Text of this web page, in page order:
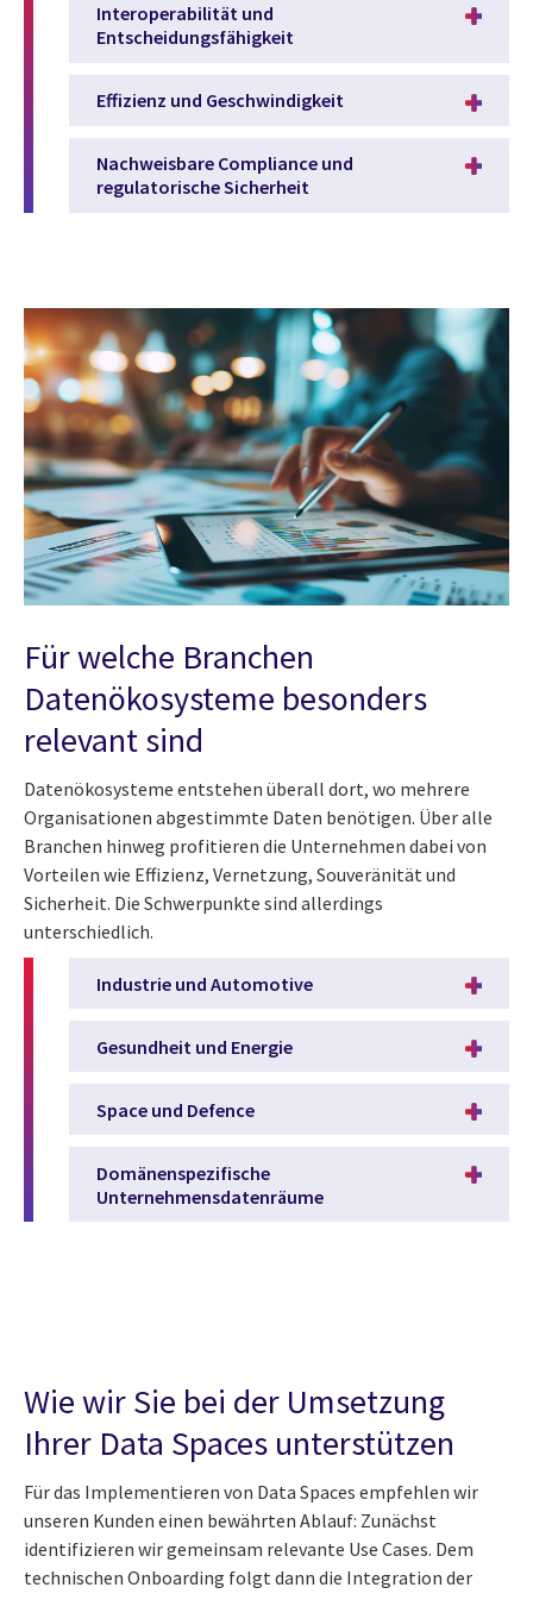
Interoperabilität und
Entscheidungsfähigkeit
Effizienz und Geschwindigkeit
Nachweisbare Compliance und
regulatorische Sicherheit
Für welche Branchen
Datenökosysteme besonders
relevant sind
Datenökosysteme entstehen überall dort, wo mehrere
Organisationen abgestimmte Daten benötigen. Über alle
Branchen hinweg profitieren die Unternehmen dabei von
Vorteilen wie Effizienz, Vernetzung, Souveränität und
Sicherheit. Die Schwerpunkte sind allerdings
unterschiedlich.
Industrie und Automotive
Gesundheit und Energie
Space und Defence
Domänenspezifische
Unternehmensdatenräume
Wie wir Sie bei der Umsetzung
Ihrer Data Spaces unterstützen
Für das Implementieren von Data Spaces empfehlen wir
unseren Kunden einen bewährten Ablauf: Zunächst
identifizieren wir gemeinsam relevante Use Cases. Dem
technischen Onboarding folgt dann die Integration der